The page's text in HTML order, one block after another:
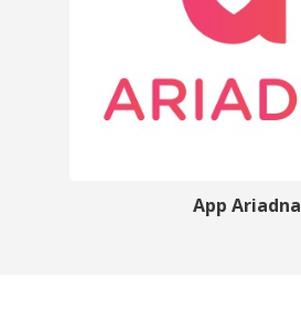
App Ariadna